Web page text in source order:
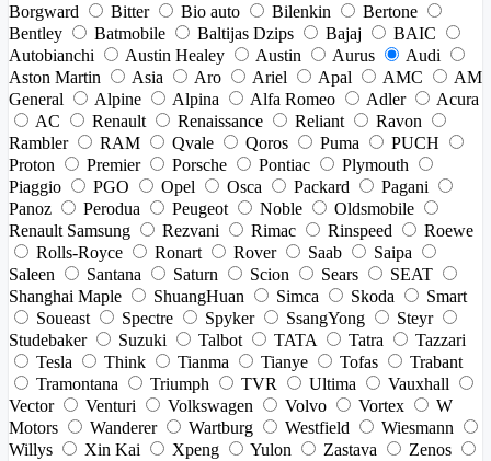
Borgward
Bitter Bio auto Bilenkin
Bertone
Bentley
Batmobile Baltijas Dzips Bajaj
BAIC
Autobianchi
Austin Healey Austin Aurus
Audi
Aston Martin
Asia Aro Ariel Apal AMC
AM
General
Alpine Alpina Alfa Romeo Adler
Acura
AC
Renault Renaissance Reliant
Ravon
Rambler
RAM Qvale Qoros Puma
PUCH
Proton
Premier Porsche Pontiac
Plymouth
Piaggio
PGO Opel Osca Packard
Pagani
Panoz
Perodua Peugeot Noble
Oldsmobile
Renault Samsung
Rezvani Rimac Rinspeed
Roewe
Rolls-Royce
Ronart Rover Saab
Saipa
Saleen
Santana Saturn Scion Sears
SEAT
Shanghai Maple
ShuangHuan Simca Skoda
Smart
Soueast
Spectre Spyker SsangYong
Steyr
Studebaker
Suzuki Talbot TATA Tatra
Tazzari
Tesla
Think Tianma Tianye Tofas
Trabant
Tramontana
Triumph TVR Ultima
Vauxhall
Vector
Venturi Volkswagen Volvo Vortex
W
Motors
Wanderer Wartburg Westfield
Wiesmann
Willys
Xin Kai Xpeng Yulon Zastava
Zenos